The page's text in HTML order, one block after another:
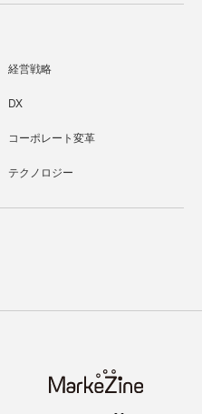
経営戦略
DX
コーポレート変革
テクノロジー